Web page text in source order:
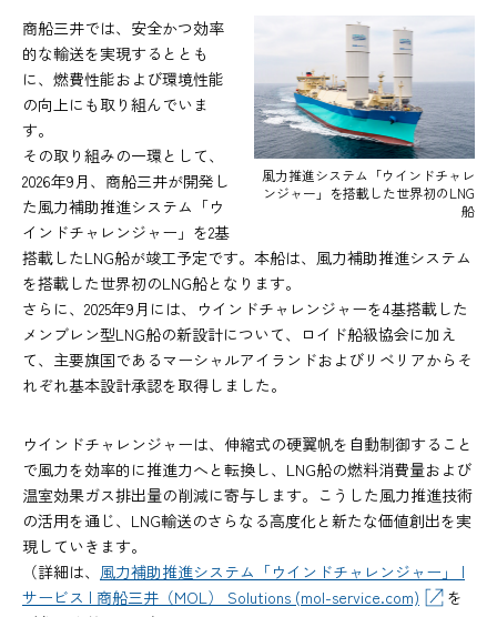
風力推進システム「ウインドチャレ
ンジャー」を搭載した世界初のLNG
船
商船三井では、安全かつ効率
的な輸送を実現するととも
に、燃費性能および環境性能
の向上にも取り組んでいま
す。
その取り組みの一環として、
2026年9月、商船三井が開発し
た風力補助推進システム「ウ
インドチャレンジャー」を2基
搭載したLNG船が竣工予定です。本船は、風力補助推進システム
を搭載した世界初のLNG船となります。
さらに、2025年9月には、ウインドチャレンジャーを4基搭載した
メンブレン型LNG船の新設計について、ロイド船級協会に加え
て、主要旗国であるマーシャルアイランドおよびリベリアからそ
れぞれ基本設計承認を取得しました。
ウインドチャレンジャーは、伸縮式の硬翼帆を自動制御すること
で風力を効率的に推進力へと転換し、LNG船の燃料消費量および
温室効果ガス排出量の削減に寄与します。こうした風力推進技術
の活用を通じ、LNG輸送のさらなる高度化と新たな価値創出を実
現していきます。
（詳細は、 風力補助推進システム「ウインドチャレンジャー」 |
サービス | 商船三井（MOL） Solutions (mol-service.com)
を